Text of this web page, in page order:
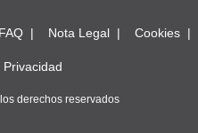
FAQ Nota Legal Cookies
derechos reservados